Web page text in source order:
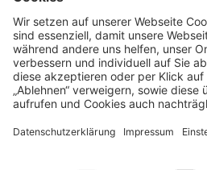
öffentlichen Grundstücken. Darüber
Produkte der Betriebsausstattung,
Transportgeräte,
Eventsicherung.
Cookie-Einstellungen